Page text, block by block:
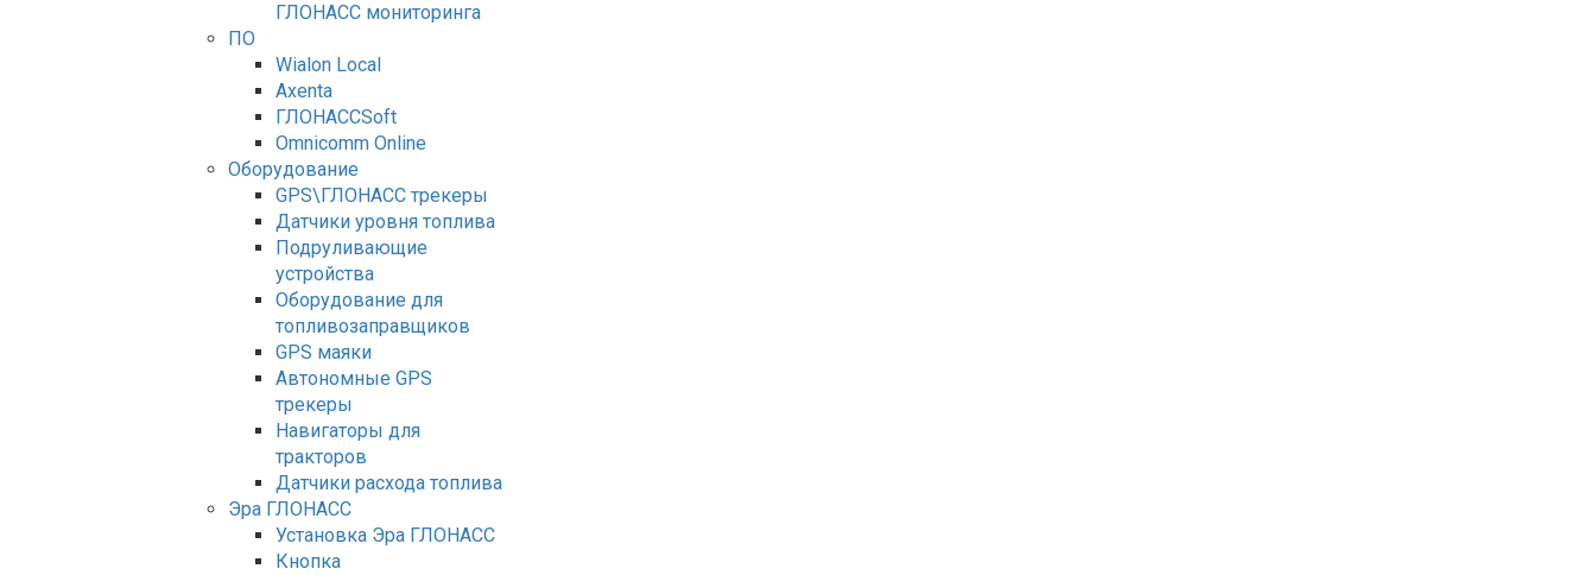
ГЛОНАСС мониторинга
ПО
Wialon Local
Axenta
ГЛОНАССSoft
Оmnicomm Оnline
Оборудование
GPS\ГЛОНАСС трекеры
Датчики уровня топлива
Подруливающие
устройства
Оборудование для
топливозаправщиков
GPS маяки
Автономные GPS
трекеры
Навигаторы для
тракторов
Датчики расхода топлива
Эра ГЛОНАСС
Установка Эра ГЛОНАСС
Кнопка